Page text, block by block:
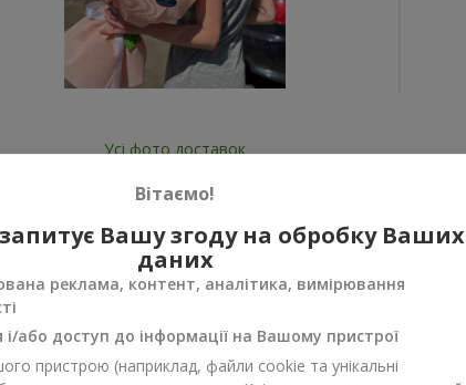
Усі фото доставок
Замовити цей товар
Вітаємо!
Вашу згоду на обробку Ваших
даних
реклама, контент, аналітика, вимірювання
або доступ до інформації на Вашому пристрої
пристрою (наприклад, файли cookie та унікальні